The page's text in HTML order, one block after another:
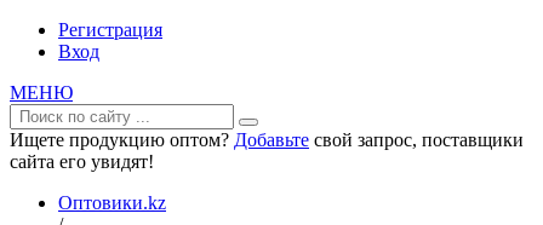
Регистрация
Вход
МЕНЮ
Ищете продукцию оптом? Добавьте свой запрос, поставщики
сайта его увидят!
Оптовики.kz